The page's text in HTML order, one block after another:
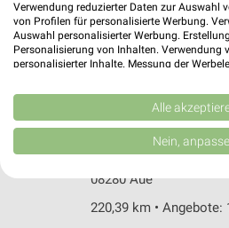
Concordia-Apotheke
Gabelsberger Str. 7
09376 Oelsnitz
Vita Sinn Aue
08280 Aue
220,39 km • Angebote:
Verwendung reduzierter Daten zur Auswahl
von Profilen für personalisierte Werbung.
Auswahl personalisierter Werbung.
Personalisierung von Inhalten. Verwendung
personalisierter Inhalte. Messung der
Kombinationen von Daten aus
Verbesserung der Angebote. Verwendung
von Inhalten.
Daten können außerhalb der Europäischen
USA gesendet werden.
Website/App.
Partnerliste anzeigen (1 IAB-
Alle
Nein,